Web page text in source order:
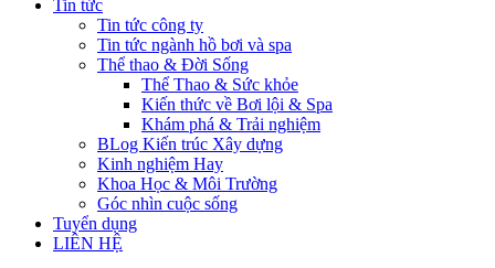
Tin tức
Tin tức công ty
Tin tức ngành hồ bơi và spa
Thể thao & Đời Sống
Thể Thao & Sức khỏe
Kiến thức về Bơi lội & Spa
Khám phá & Trải nghiệm
BLog Kiến trúc Xây dựng
Kinh nghiệm Hay
Khoa Học & Môi Trường
Góc nhìn cuộc sống
Tuyển dụng
LIÊN HỆ